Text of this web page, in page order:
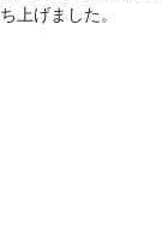
ち上げました。